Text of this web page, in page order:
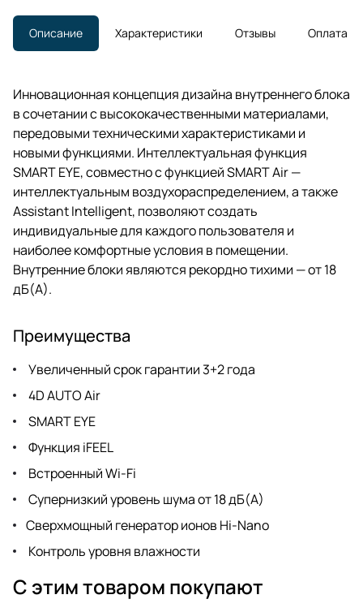
Описание Характеристики Отзывы Оплата
Инновационная концепция дизайна внутреннего блока
в сочетании с высококачественными материалами,
передовыми техническими характеристиками и
новыми функциями. Интеллектуальная функция
SMART EYE, совместно с функцией SMART Air —
интеллектуальным воздухораспределением, а также
Assistant Intelligent, позволяют создать
индивидуальные для каждого пользователя и
наиболее комфортные условия в помещении.
Внутренние блоки являются рекордно тихими — от 18
дБ(А).
Преимущества
Увеличенный срок гарантии 3+2 года
4D AUTO Air
SMART EYE
Функция iFEEL
Встроенный Wi-Fi
Супернизкий уровень шума от 18 дБ(А)
Сверхмощный генератор ионов Hi-Nano
Контроль уровня влажности
С этим товаром покупают